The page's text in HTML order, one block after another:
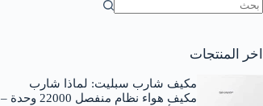
نتائج
اخر المنتجات
مكيف شارب سبليت: لماذا شارب
مكيف هواء نظام منفصل 22000 وحدة –